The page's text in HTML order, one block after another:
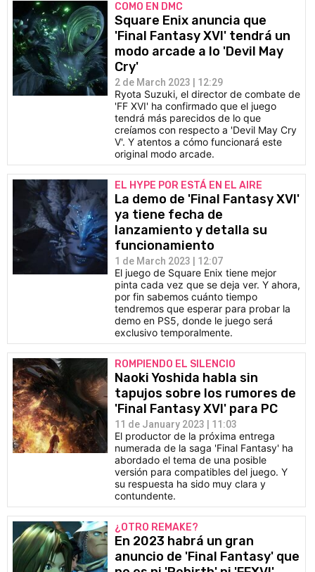
COMO EN DMC
Square Enix anuncia que
'Final Fantasy XVI' tendrá un
modo arcade a lo 'Devil May
Cry'
2 de March 2023 | 12:29
Ryota Suzuki, el director de combate de
'FF XVI' ha confirmado que el juego
tendrá más parecidos de lo que
creíamos con respecto a 'Devil May Cry
V'. Y atentos a cómo funcionará este
original modo arcade.
EL HYPE POR ESTÁ EN EL AIRE
La demo de 'Final Fantasy XVI'
ya tiene fecha de
lanzamiento y detalla su
funcionamiento
1 de March 2023 | 12:07
El juego de Square Enix tiene mejor
pinta cada vez que se deja ver. Y ahora,
por fin sabemos cuánto tiempo
tendremos que esperar para probar la
demo en PS5, donde le juego será
exclusivo temporalmente.
ROMPIENDO EL SILENCIO
Naoki Yoshida habla sin
tapujos sobre los rumores de
'Final Fantasy XVI' para PC
11 de January 2023 | 11:03
El productor de la próxima entrega
numerada de la saga 'Final Fantasy' ha
abordado el tema de una posible
versión para compatibles del juego. Y
su respuesta ha sido muy clara y
contundente.
¿OTRO REMAKE?
En 2023 habrá un gran
anuncio de 'Final Fantasy' que